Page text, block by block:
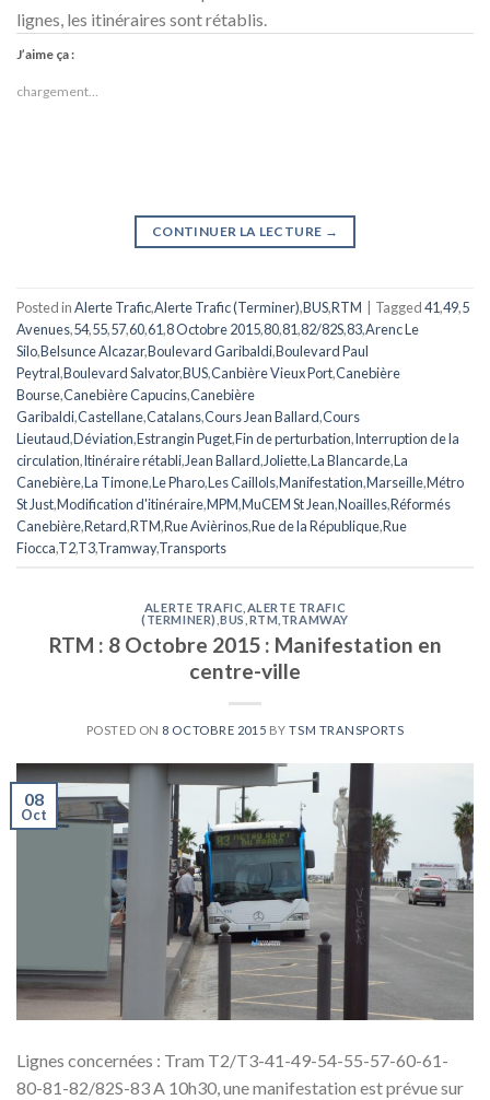
lignes, les itinéraires sont rétablis.
J’aime ça :
chargement…
CONTINUER LA LECTURE →
Posted inAlerte Trafic,Alerte Trafic (Terminer),BUS,RTM Tagged41,49,5
Avenues,54,55,57,60,61,8 Octobre 2015,80,81,82/82S,83,Arenc Le
Silo,Belsunce Alcazar,Boulevard Garibaldi,Boulevard Paul
Peytral,Boulevard Salvator,BUS,Canbière Vieux Port,Canebière
Bourse,Canebière Capucins,Canebière
Garibaldi,Castellane,Catalans,Cours Jean Ballard,Cours
Lieutaud,Déviation,Estrangin Puget,Fin de perturbation,Interruption de la
circulation,Itinéraire rétabli,Jean Ballard,Joliette,La Blancarde,La
Canebière,La Timone,Le Pharo,Les Caillols,Manifestation,Marseille,Métro
St Just,Modification d'itinéraire,MPM,MuCEM St Jean,Noailles,Réformés
Canebière,Retard,RTM,Rue Avièrinos,Rue de la République,Rue
Fiocca,T2,T3,Tramway,Transports
ALERTE TRAFIC ALERTE TRAFIC
(TERMINER) ,BUS RTM TRAMWAY
RTM : 8 Octobre 2015 : Manifestation en
centre-ville
POSTED ON 8 OCTOBRE 2015 BYTSM TRANSPORTS
08
Oct
Lignes concernées : Tram T2/T3-41-49-54-55-57-60-61-
80-81-82/82S-83 A 10h30, une manifestation est prévue sur